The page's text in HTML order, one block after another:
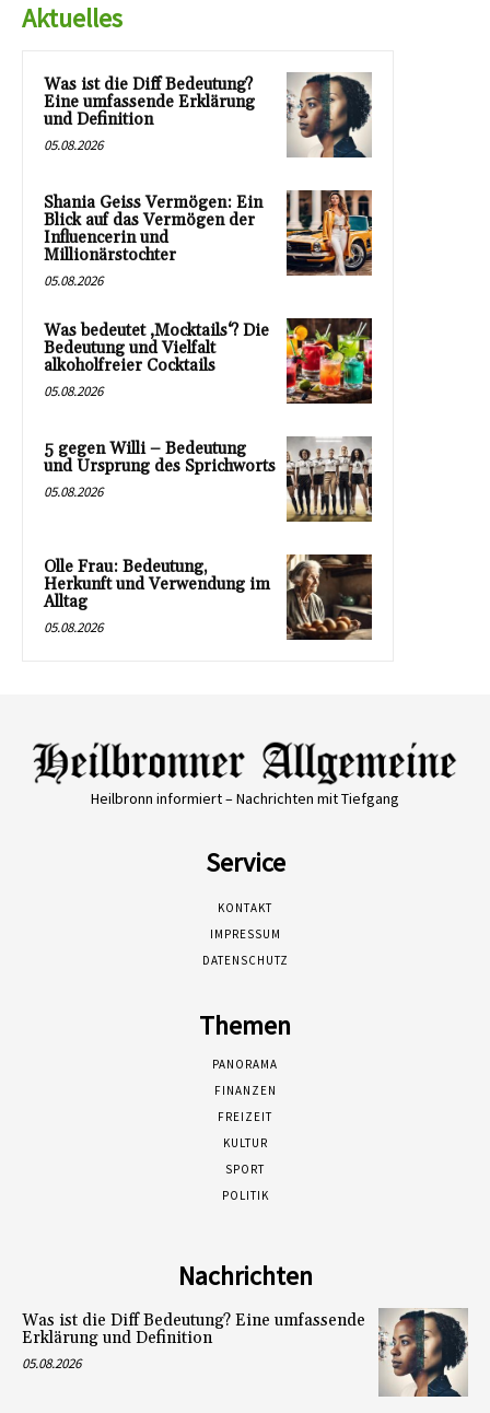
Aktuelles
Was ist die Diff Bedeutung?
Eine umfassende Erklärung
und Definition
05.08.2026
Shania Geiss Vermögen: Ein
Blick auf das Vermögen der
Influencerin und
Millionärstochter
05.08.2026
Was bedeutet ‚Mocktails‘? Die
Bedeutung und Vielfalt
alkoholfreier Cocktails
05.08.2026
5 gegen Willi – Bedeutung
und Ursprung des Sprichworts
05.08.2026
Olle Frau: Bedeutung,
Herkunft und Verwendung im
Alltag
05.08.2026
Heilbronn informiert – Nachrichten mit Tiefgang
Service
KONTAKT
IMPRESSUM
DATENSCHUTZ
Themen
PANORAMA
FINANZEN
FREIZEIT
KULTUR
SPORT
POLITIK
Nachrichten
Was ist die Diff Bedeutung? Eine umfassende
Erklärung und Definition
05.08.2026